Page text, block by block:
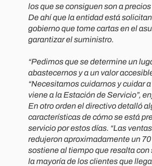
los que se consiguen son a
De ahí que la entidad está
gobierno que tome cartas en el
garantizar el suministro.
“Pedimos que se determine un
abastecernos y a un valor
“Necesitamos cuidarnos y cuidar
viene a la Estación de Servicio”,
En otro orden el directivo detalló
características de cómo se está
servicio por estos días. “Las
redujeron aproximadamente un
sostiene al tiempo que resalta con
la mayoría de los clientes que